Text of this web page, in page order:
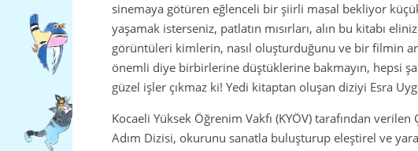
sinemaya götüren eğlenceli bir şiirli masal bekliyor
yaşamak isterseniz, patlatın mısırları, alın bu kitabı
görüntüleri kimlerin, nasıl oluşturduğunu ve bir filmin
önemli diye birbirlerine düştüklerine bakmayın, hepsi
güzel işler çıkmaz ki! Yedi kitaptan oluşan diziyi Esra
Kocaeli Yüksek Öğrenim Vakfı (KYÖV) tarafından
Adım Dizisi, okurunu sanatla buluşturup eleştirel ve